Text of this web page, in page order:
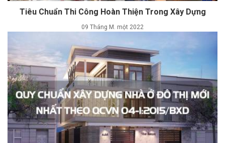
Tiêu Chuẩn Thi Công Hoàn Thiện Trong Xây Dựng
09 Tháng M. một 2022